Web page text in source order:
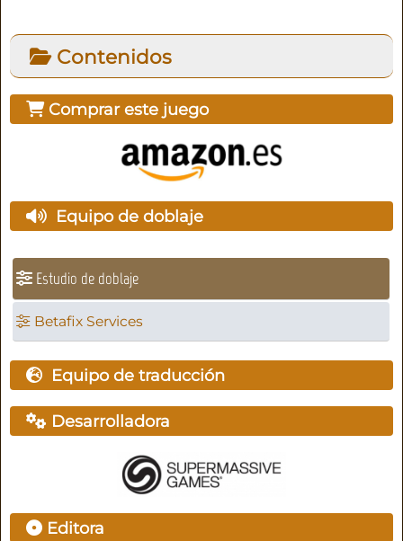
Contenidos
Comprar este juego
Equipo de doblaje
Estudio de doblaje
Betafix Services
Equipo de traducción
Desarrolladora
Editora